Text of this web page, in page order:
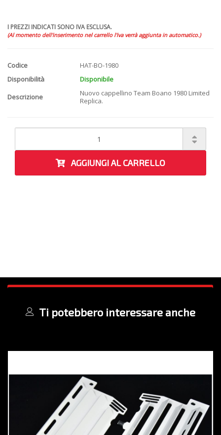
I PREZZI INDICATI SONO IVA ESCLUSA.
(Al momento dell'inserimento nel carrello l'iva verrà aggiunta in automatico.)
Codice
HAT-BO-1980
Disponibilità
Disponibile
Descrizione
Nuovo cappellino Team Boano 1980 Limited
Replica.
AGGIUNGI AL CARRELLO
Ti potebbero interessare anche